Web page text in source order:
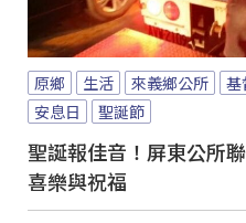
原鄉 生活 來義鄉公所 基
安息日
聖誕節
聖誕報佳音！屏東公所
喜樂與祝福